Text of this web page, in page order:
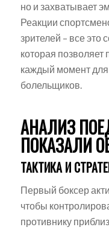
но и захватывает
Реакции
зрителей – все это
которая позволяет
каждый момент для
болельщиков.
АНАЛИЗ
ПОКАЗАЛИ
ТАКТИКА И
Первый боксер
чтобы
противнику